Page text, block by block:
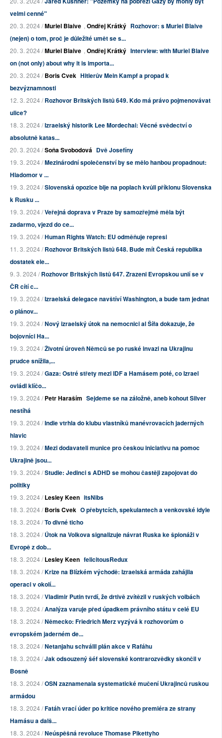
velmi cenné"
20. 3. 2024 /Muriel Blaive , Ondřej Krátký Rozhovor: s Muriel Blaive
(nejen) o tom, proč je důležité umět se s...
20. 3. 2024 /Muriel Blaive , Ondřej Krátký Interview: with Muriel Blaive
on (not only) about why it is importa...
20. 3. 2024 /Boris Cvek Hitlerův Mein Kampf a propad k
bezvýznamnosti
12. 3. 2024 /Rozhovor Britských listů 649. Kdo má právo pojmenovávat
ulice?
18. 3. 2024 /Izraelský historik Lee Mordechai: Věcné svědectví o
absolutně katas...
20. 3. 2024 /Soňa Svobodová Dvě Josefíny
19. 3. 2024 /Mezinárodní společenství by se mělo hanbou propadnout:
Hladomor v ...
19. 3. 2024 /Slovenská opozice bije na poplach kvůli příklonu Slovenska
k Rusku ...
19. 3. 2024 /Veřejná doprava v Praze by samozřejmě měla být
zadarmo, vjezd do ce...
19. 3. 2024 /Human Rights Watch: EU odměňuje represi
11. 3. 2024 /Rozhovor Britských listů 648. Bude mít Česká republika
dostatek ele...
9. 3. 2024 /Rozhovor Britských listů 647. Zrazeni Evropskou unií se v
ČR cítí c...
19. 3. 2024 /Izraelská delegace navštíví Washington, a bude tam jednat
o plánov...
19. 3. 2024 /Nový izraelský útok na nemocnici al Šífa dokazuje, že
bojovníci Ha...
19. 3. 2024 /Životní úroveň Němců se po ruské invazi na Ukrajinu
prudce snížila,...
19. 3. 2024 /Gaza: Ostré střety mezi IDF a Hamásem poté, co Izrael
ovládl klíčo...
19. 3. 2024 /Petr Haraším Sejdeme se na záložně, aneb kohout Silver
nestíhá
19. 3. 2024 /Indie vtrhla do klubu vlastníků manévrovacích jaderných
hlavic
19. 3. 2024 /Mezi dodavateli munice pro českou iniciativu na pomoc
Ukrajině jsou...
19. 3. 2024 /Studie: Jedinci s ADHD se mohou častěji zapojovat do
politiky
19. 3. 2024 /Lesley Keen itsNibs
18. 3. 2024 /Boris Cvek O přebytcích, spekulantech a venkovské idyle
18. 3. 2024 /To divné ticho
18. 3. 2024 /Útok na Volkova signalizuje návrat Ruska ke špionáži v
Evropě z dob...
18. 3. 2024 /Lesley Keen felicitousRedux
18. 3. 2024 /Krize na Blízkém východě: Izraelská armáda zahájila
operaci v okolí...
18. 3. 2024 /Vladimir Putin tvrdí, že drtivě zvítězil v ruských volbách
18. 3. 2024 /Analýza varuje před úpadkem právního státu v celé EU
18. 3. 2024 /Německo: Friedrich Merz vyzývá k rozhovorům o
evropském jaderném de...
18. 3. 2024 /Netanjahu schválil plán akce v Rafáhu
18. 3. 2024 /Jak odsouzený šéf slovenské kontrarozvědky skončil v
Bosně
18. 3. 2024 /OSN zaznamenala systematické mučení Ukrajinců ruskou
armádou
18. 3. 2024 /Fatáh vrací úder po kritice nového premiéra ze strany
Hamásu a dalš...
18. 3. 2024 /Neúspěšná revoluce Thomase Pikettyho